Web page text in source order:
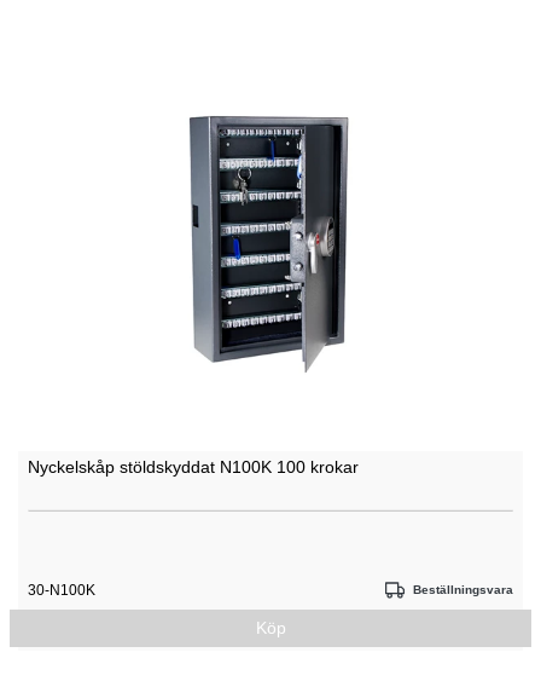
Nyckelskåp stöldskyddat N100K 100 krokar
30-N100K Beställningsvara
Köp